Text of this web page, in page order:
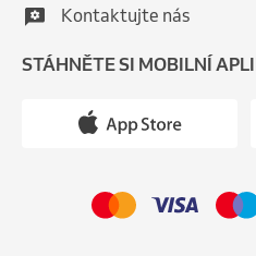
Kontaktujte nás
STÁHNĚTE SI MOBILNÍ